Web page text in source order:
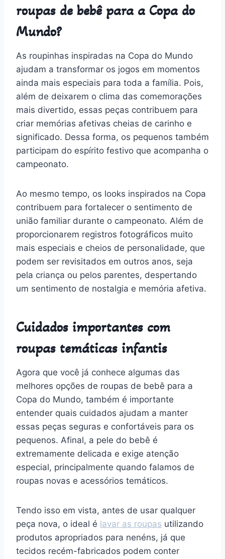
roupas de bebê para a Copa do
Mundo?
As roupinhas inspiradas na Copa do Mundo
ajudam a transformar os jogos em momentos
ainda mais especiais para toda a família. Pois,
além de deixarem o clima das comemorações
mais divertido, essas peças contribuem para
criar memórias afetivas cheias de carinho e
significado. Dessa forma, os pequenos também
participam do espírito festivo que acompanha o
campeonato.
Ao mesmo tempo, os looks inspirados na Copa
contribuem para fortalecer o sentimento de
união familiar durante o campeonato. Além de
proporcionarem registros fotográficos muito
mais especiais e cheios de personalidade, que
podem ser revisitados em outros anos, seja
pela criança ou pelos parentes, despertando
um sentimento de nostalgia e memória afetiva.
Cuidados importantes com
roupas temáticas infantis
Agora que você já conhece algumas das
melhores opções de roupas de bebê para a
Copa do Mundo, também é importante
entender quais cuidados ajudam a manter
essas peças seguras e confortáveis para os
pequenos. Afinal, a pele do bebê é
extremamente delicada e exige atenção
especial, principalmente quando falamos de
roupas novas e acessórios temáticos.
Tendo isso em vista, antes de usar qualquer
peça nova, o ideal é lavar as roupas utilizando
produtos apropriados para nenéns, já que
tecidos recém-fabricados podem conter